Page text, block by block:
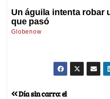
Día sin carro: el